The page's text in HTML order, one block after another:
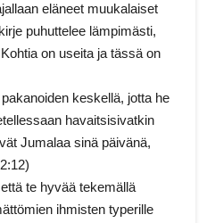
eläneet muukalaiset
puhuttelee lämpimästi,
on useita ja tässä on
keskellä, jotta he
havaitsisivatkin
Jumalaa sinä päivänä,
te hyvää tekemällä
ihmisten typerille